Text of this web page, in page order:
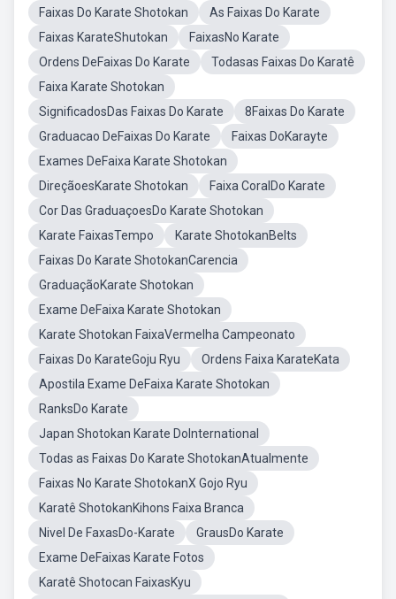
Faixas Do Karate Shotokan
As Faixas Do Karate
Faixas KarateShutokan
FaixasNo Karate
Ordens DeFaixas Do Karate
Todasas Faixas Do Karatê
Faixa Karate Shotokan
SignificadosDas Faixas Do Karate
8Faixas Do Karate
Graduacao DeFaixas Do Karate
Faixas DoKarayte
Exames DeFaixa Karate Shotokan
DireçãoesKarate Shotokan
Faixa CoralDo Karate
Cor Das GraduaçoesDo Karate Shotokan
Karate FaixasTempo
Karate ShotokanBelts
Faixas Do Karate ShotokanCarencia
GraduaçãoKarate Shotokan
Exame DeFaixa Karate Shotokan
Karate Shotokan FaixaVermelha Campeonato
Faixas Do KarateGoju Ryu
Ordens Faixa KarateKata
Apostila Exame DeFaixa Karate Shotokan
RanksDo Karate
Japan Shotokan Karate DoInternational
Todas as Faixas Do Karate ShotokanAtualmente
Faixas No Karate ShotokanX Gojo Ryu
Karatê ShotokanKihons Faixa Branca
Nivel De FaxasDo-Karate
GrausDo Karate
Exame DeFaixas Karate Fotos
Karatê Shotocan FaixasKyu